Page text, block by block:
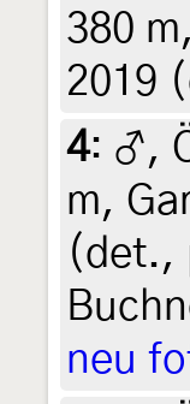
380
2019
4: ♂,
m,
(det.,
neu